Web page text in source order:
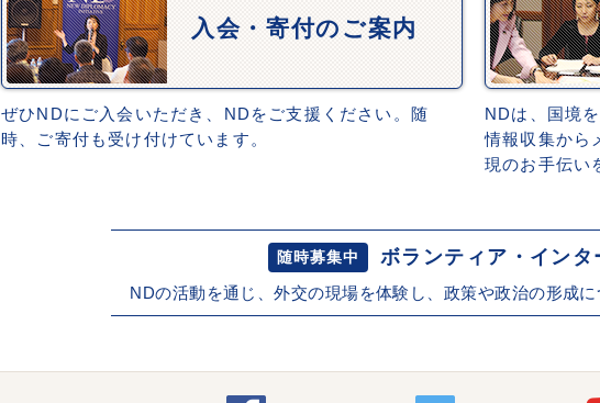
入会・寄付のご案内
ぜひNDにご入会いただき、NDをご支援ください。随
時、ご寄付も受け付けています。
NDは、国境
情報収集から
現のお手伝い
随時募集中 ボランティア・インタ
NDの活動を通じ、外交の現場を体験し、政策や政治の形成に